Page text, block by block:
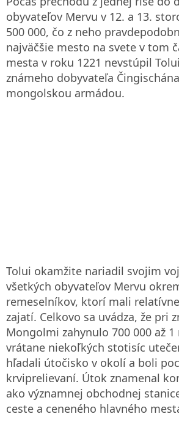
obyvateľov Mervu v 12. a 13.
500 000, čo z neho
najväčšie mesto na svete v tom
mesta v roku 1221 nevstúpil
známeho dobyvateľa
mongolskou armádou.
Tolui okamžite nariadil svojim
všetkých obyvateľov Mervu
remeselníkov, ktorí mali
zajatí. Celkovo sa uvádza, že pri
Mongolmi zahynulo 700 000 až
vrátane niekoľkých stotisíc
hľadali útočisko v okolí a boli
krviprelievaní. Útok znamenal
ako významnej obchodnej
ceste a ceneného hlavného